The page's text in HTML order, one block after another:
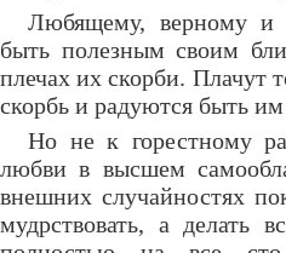
Любящему, верному и
быть полезным своим
плечах их скорби. Плачут
скорбь и радуются быть
Но не к горестному
любви в высшем
внешних случайностях
мудрствовать, а делать